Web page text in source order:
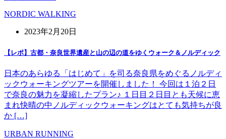
NORDIC WALKING
2023年2月20日
【レポ】古都・奈良世界遺産と山の辺の道をゆくウォーク＆ノルディック
日本のあらゆる「はじめて」を司る奈良県をめぐるノルディ
ックウォーキングツアーを開催しました！ 今回は１泊２日
で奈良の魅力を凝縮したプラン♪ １日目２日目とも天候に恵
まれ快晴の中ノルディックウォーキングはとても気持ちが良
か […]
URBAN RUNNING